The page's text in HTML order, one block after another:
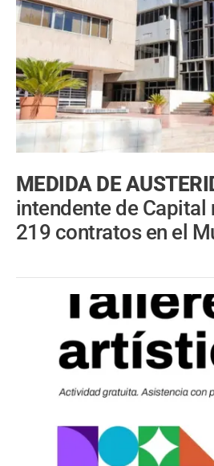
MEDIDA DE
intendente de Capital
219 contratos en el